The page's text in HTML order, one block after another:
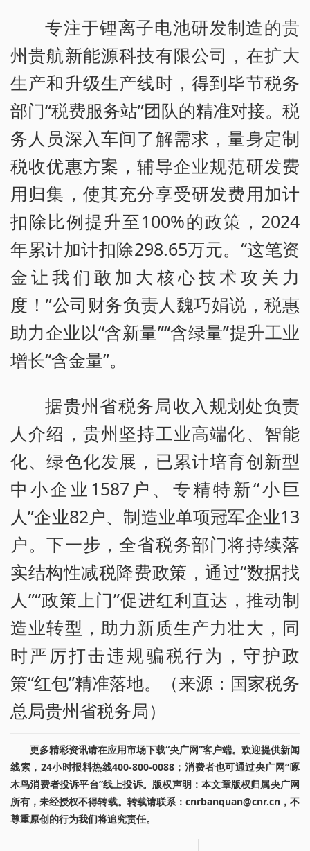
专注于锂离子电池研发制造的贵
州贵航新能源科技有限公司，在扩大
生产和升级生产线时，得到毕节税务
部门“税费服务站”团队的精准对接。税
务人员深入车间了解需求，量身定制
税收优惠方案，辅导企业规范研发费
用归集，使其充分享受研发费用加计
扣除比例提升至100%的政策，2024
年累计加计扣除298.65万元。“这笔资
金让我们敢加大核心技术攻关力
度！”公司财务负责人魏巧娟说，税惠
助力企业以“含新量”“含绿量”提升工业
增长“含金量”。
据贵州省税务局收入规划处负责
人介绍，贵州坚持工业高端化、智能
化、绿色化发展，已累计培育创新型
中小企业1587户、专精特新“小巨
人”企业82户、制造业单项冠军企业13
户。下一步，全省税务部门将持续落
实结构性减税降费政策，通过“数据找
人”“政策上门”促进红利直达，推动制
造业转型，助力新质生产力壮大，同
时严厉打击违规骗税行为，守护政
策“红包”精准落地。（来源：国家税务
总局贵州省税务局）
更多精彩资讯请在应用市场下载“央广网”客户端。欢迎提供新闻
线索，24小时报料热线400-800-0088；消费者也可通过央广网“啄
木鸟消费者投诉平台”线上投诉。版权声明：本文章版权归属央广网
所有，未经授权不得转载。转载请联系：cnrbanquan@cnr.cn，不
尊重原创的行为我们将追究责任。